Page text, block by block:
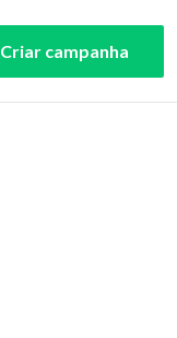
Criar campanha